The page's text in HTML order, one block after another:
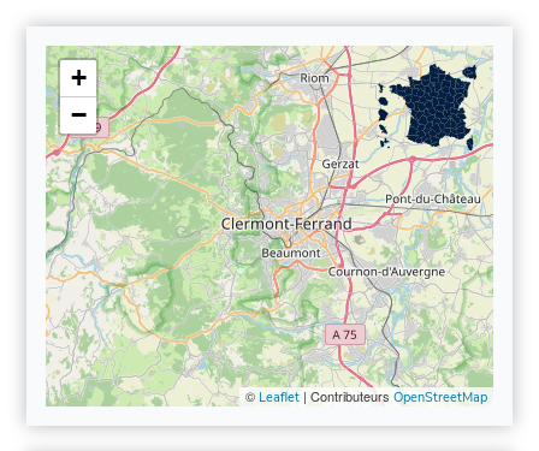
+
−
© Leaflet| Contributeurs OpenStreetMap